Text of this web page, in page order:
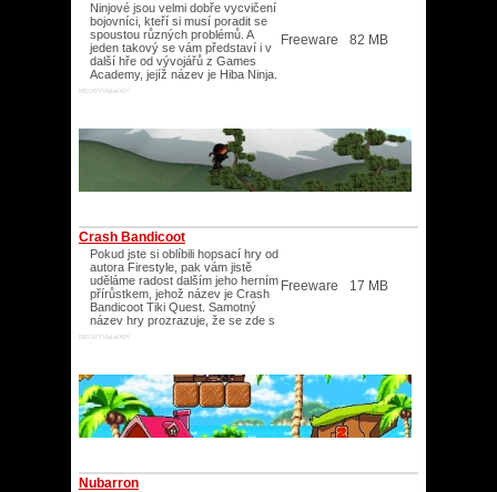
Ninjové jsou velmi dobře vycvičení
bojovníci, kteří si musí poradit se
spoustou různých problémů. A
jeden takový se vám představí i v
další hře od vývojářů z Games
Academy, jejíž název je Hiba Ninja.
ME/XP/Vista/XP/
Freeware 82 MB
Crash Bandicoot
Pokud jste si oblíbili hopsací hry od
autora Firestyle, pak vám jistě
uděláme radost dalším jeho herním
přírůstkem, jehož název je Crash
Bandicoot Tiki Quest. Samotný
název hry prozrazuje, že se zde s
ME/XP/Vista/XP/
Freeware 17 MB
Nubarron